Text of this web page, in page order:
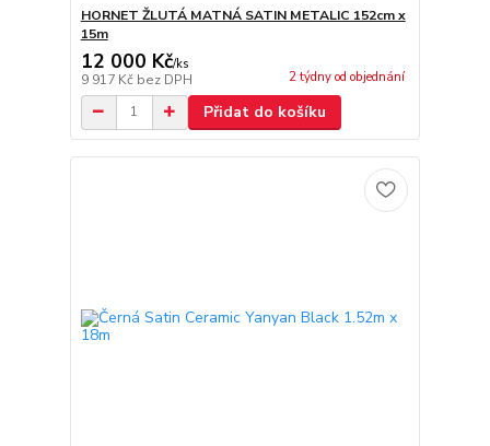
HORNET ŽLUTÁ MATNÁ SATIN METALIC 152cm x
15m
12 000 Kč/ks
9 917 Kč bez DPH 2 týdny od objednání
Přidat do košíku